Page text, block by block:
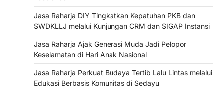
Jasa Raharja DIY Tingkatkan Kepatuhan PKB dan
SWDKLLJ melalui Kunjungan CRM dan SIGAP Instansi
Jasa Raharja Ajak Generasi Muda Jadi Pelopor
Keselamatan di Hari Anak Nasional
Jasa Raharja Perkuat Budaya Tertib Lalu Lintas melalui
Edukasi Berbasis Komunitas di Sedayu